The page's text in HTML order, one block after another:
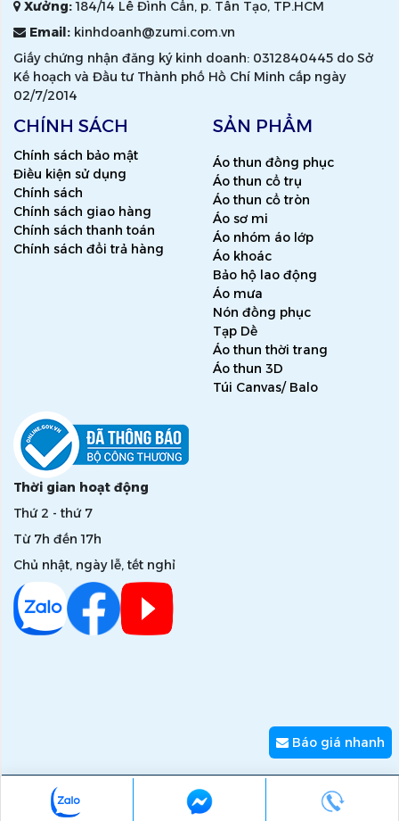
Xưởng:184/14 Lê Đình Cẩn, p. Tân Tạo, TP.HCM
Email: kinhdoanh@zumi.com.vn
Giấy chứng nhận đăng ký kinh doanh: 0312840445 do Sở
Kế hoạch và Đầu tư Thành phố Hồ Chí Minh cấp ngày
02/7/2014
CHÍNH SÁCH
Chính sách bảo mật
Điều kiện sử dụng
Chính sách
Chính sách giao hàng
Chính sách thanh toán
Chính sách đổi trả hàng
SẢN PHẨM
Áo thun đồng phục
Áo thun cổ trụ
Áo thun cổ tròn
Áo sơ mi
Áo nhóm áo lớp
Áo khoác
Bảo hộ lao động
Áo mưa
Nón đồng phục
Tạp Dề
Áo thun thời trang
Áo thun 3D
Túi Canvas/ Balo
Thời gian hoạt động
Thứ 2 - thứ 7
Từ 7h đến 17h
Chủ nhật, ngày lễ, tết nghỉ
Copyright © 2026 zumi.com.vn - Giải pháp nâng tầm giá trị
thương hiệu
Báo giá nhanh